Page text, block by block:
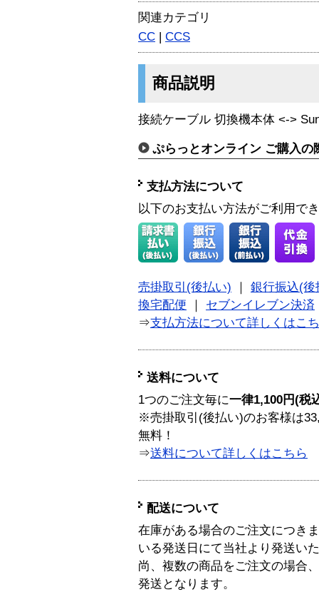
関連カテゴリ
CC | CCS
商品説明
接続ケーブル 切換機本体 <->
ぷらっとオンライン ご購入の
支払方法について
以下のお支払い方法がご利用で
売掛取引(後払い)
銀行振込(後
換宅配便
セブンイレブン決済
⇒支払方法について詳しくはこ
送料について
1つのご注文毎に一律1,100円(税
※売掛取引(後払い)のお客様は
無料！
⇒送料について詳しくはこちら
配送について
在庫がある場合のご注文につき
いる発送日にて当社より発送い
尚、複数の商品をご注文の場合
発送となります。